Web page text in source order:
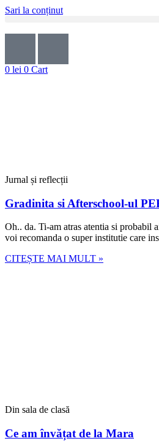
Sari la conținut
0 lei 0 Cart
Jurnal și reflecții
Gradinita si Afterschool-ul
Oh.. da. Ti-am atras atentia si probabil
voi recomanda o super institutie care
CITEȘTE MAI MULT »
Din sala de clasă
Ce am învățat de la Mara